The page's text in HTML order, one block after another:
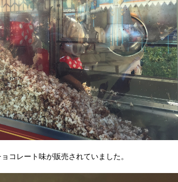
コレート味が販売されていました。